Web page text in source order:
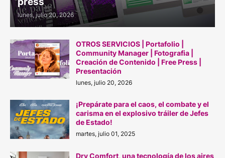
lunes, julio 20, 2026
OTROS SERVICIOS | Portafolio |
Community Manager | Fotografia |
Creación de Contenido | Free Press |
Presentación
lunes, julio 20, 2026
¡Prepárate para el caos, el combate y el
carisma en el explosivo tráiler de Jefes
de Estado!
martes, julio 01, 2025
Dry Comfort, una tecnología de los aires